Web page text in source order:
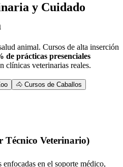
y Cuidado
animal. Cursos de alta inserción
de prácticas presenciales
clínicas veterinarias reales.
🐴 Cursos de Caballos
Técnico Veterinario)
en el soporte médico,